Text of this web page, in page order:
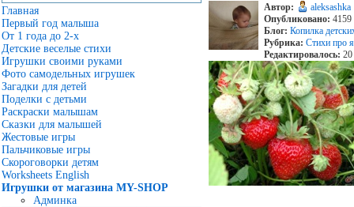
Главная
Первый год малыша
От 1 года до 2-х
Детские веселые стихи
Игрушки своими руками
Фото самодельных игрушек
Загадки для детей
Поделки с детьми
Раскраски малышам
Сказки для малышей
Жестовые игры
Пальчиковые игры
Скороговорки детям
Worksheets English
Игрушки от магазина MY-SHOP
Админка
Автор:
aleksashka
Опубликовано: 4159
Блог: Копилка
Рубрика: Стихи про
Редактировалось: